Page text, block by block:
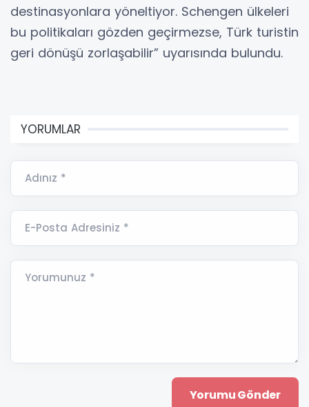
destinasyonlara yöneltiyor. Schengen ülkeleri
bu politikaları gözden geçirmezse, Türk turistin
geri dönüşü zorlaşabilir” uyarısında bulundu.
YORUMLAR
Adınız *
E-Posta Adresiniz *
Yorumunuz *